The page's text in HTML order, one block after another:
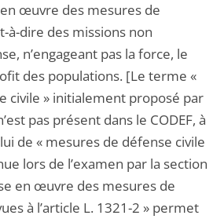
œuvre des mesures de
à-dire des missions non
n’engageant pas la force, le
des populations. [Le terme «
civile » initialement proposé par
pas présent dans le CODEF, à
de « mesures de défense civile
lors de l’examen par la section
en œuvre des mesures de
à l’article L. 1321-2 » permet